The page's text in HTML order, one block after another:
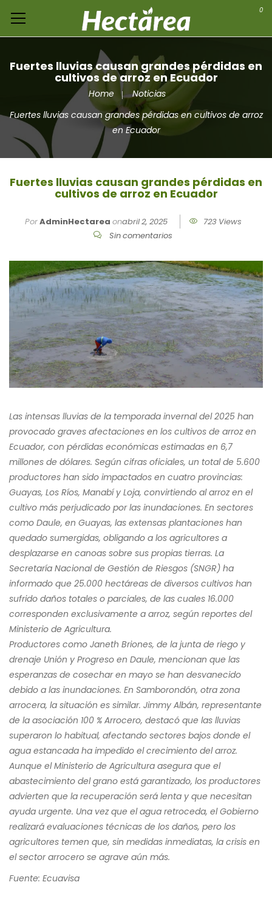
0
Fuertes lluvias causan grandes pérdidas en
cultivos de arroz en Ecuador
Home
Noticias
Fuertes lluvias causan grandes pérdidas en cultivos de arroz
en Ecuador
Fuertes lluvias causan grandes pérdidas en
cultivos de arroz en Ecuador
PorAdminHectarea onabril 2, 2025
723 Views
Sin comentarios
Las intensas lluvias de la temporada invernal del 2025 han
provocado graves afectaciones en los cultivos de arroz en
Ecuador, con pérdidas económicas estimadas en 6,7
millones de dólares. Según cifras oficiales, un total de 5.600
productores han sido impactados en cuatro provincias:
Guayas, Los Ríos, Manabí y Loja, convirtiendo al arroz en el
cultivo más perjudicado por las inundaciones. En sectores
como Daule, en Guayas, las extensas plantaciones han
quedado sumergidas, obligando a los agricultores a
desplazarse en canoas sobre sus propias tierras. La
Secretaría Nacional de Gestión de Riesgos (SNGR) ha
informado que 25.000 hectáreas de diversos cultivos han
sufrido daños totales o parciales, de las cuales 16.000
corresponden exclusivamente a arroz, según reportes del
Ministerio de Agricultura.
Productores como Janeth Briones, de la junta de riego y
drenaje Unión y Progreso en Daule, mencionan que las
esperanzas de cosechar en mayo se han desvanecido
debido a las inundaciones. En Samborondón, otra zona
arrocera, la situación es similar. Jimmy Albán, representante
de la asociación 100 % Arrocero, destacó que las lluvias
superaron lo habitual, afectando sectores bajos donde el
agua estancada ha impedido el crecimiento del arroz.
Aunque el Ministerio de Agricultura asegura que el
abastecimiento del grano está garantizado, los productores
advierten que la recuperación será lenta y que necesitan
ayuda urgente. Una vez que el agua retroceda, el Gobierno
realizará evaluaciones técnicas de los daños, pero los
agricultores temen que, sin medidas inmediatas, la crisis en
el sector arrocero se agrave aún más.
Fuente: Ecuavisa